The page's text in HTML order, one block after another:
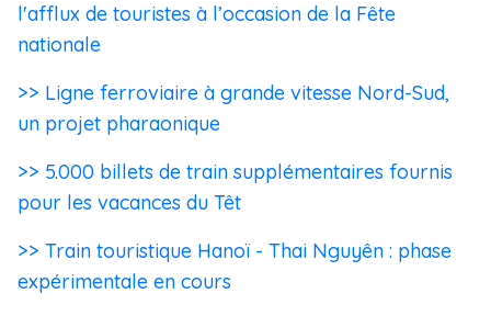
l'afflux de touristes à l’occasion de la Fête
nationale
>> Ligne ferroviaire à grande vitesse Nord-Sud,
un projet pharaonique
>> 5.000 billets de train supplémentaires fournis
pour les vacances du Têt
>> Train touristique Hanoï - Thai Nguyên : phase
expérimentale en cours